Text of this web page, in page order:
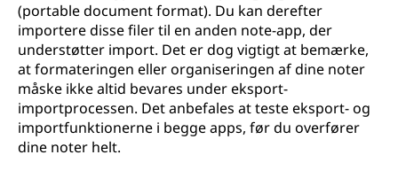
(portable document format). Du kan derefter
importere disse filer til en anden note-app, der
understøtter import. Det er dog vigtigt at bemærke,
at formateringen eller organiseringen af dine noter
måske ikke altid bevares under eksport-
importprocessen. Det anbefales at teste eksport- og
importfunktionerne i begge apps, før du overfører
dine noter helt.